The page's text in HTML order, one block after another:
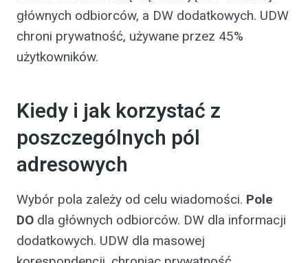
głównych odbiorców, a DW dodatkowych. UDW
chroni prywatność, używane przez 45%
użytkowników.
Kiedy i jak korzystać z
poszczególnych pól
adresowych
Wybór pola zależy od celu wiadomości. Pole
DO dla głównych odbiorców. DW dla informacji
dodatkowych. UDW dla masowej